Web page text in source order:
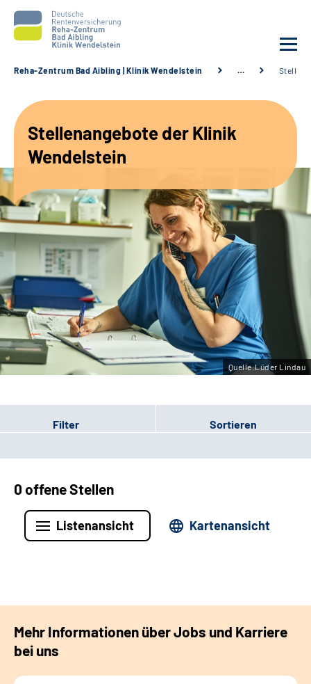
Unsere Angebote
Karriere
Sozialdienste & Zuweisende
Suche
Leichte Sprache
Gebärdensprache
Reha-Zentrum Bad Aibling | Klinik Wendelstein …
Stellenangebote der Klinik
Wendelstein
Quelle:Lüder Lindau
Filter Sortieren
0 offene Stellen
Listenansicht Kartenansicht
Mehr Informationen über Jobs und Karriere
bei uns